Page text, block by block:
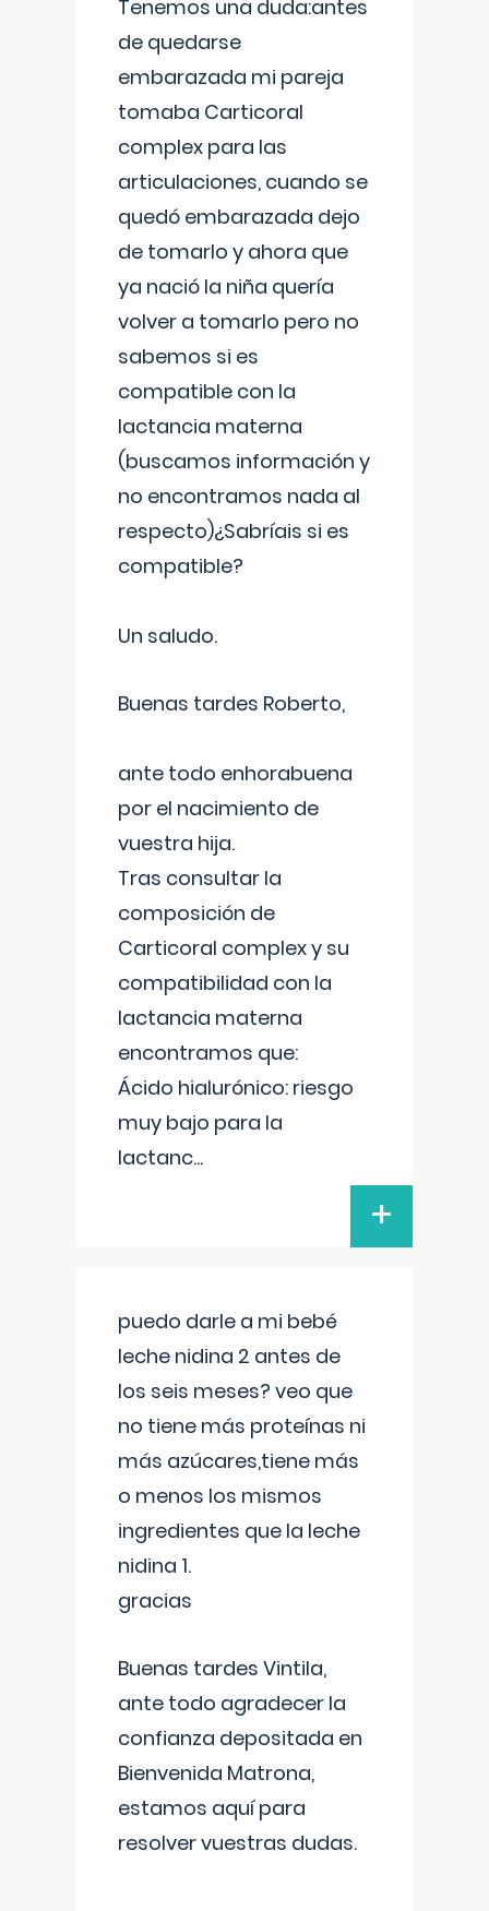
Tenemos una duda:antes
de quedarse
embarazada mi pareja
tomaba Carticoral
complex para las
articulaciones, cuando se
quedó embarazada dejo
de tomarlo y ahora que
ya nació la niña quería
volver a tomarlo pero no
sabemos si es
compatible con la
lactancia materna
(buscamos información y
no encontramos nada al
respecto)¿Sabríais si es
compatible?
Un saludo.
Buenas tardes Roberto,
ante todo enhorabuena
por el nacimiento de
vuestra hija.
Tras consultar la
composición de
Carticoral complex y su
compatibilidad con la
lactancia materna
encontramos que:
Ácido hialurónico: riesgo
muy bajo para la
lactanc...
+
puedo darle a mi bebé
leche nidina 2 antes de
los seis meses? veo que
no tiene más proteínas ni
más azúcares,tiene más
o menos los mismos
ingredientes que la leche
nidina 1.
gracias
Buenas tardes Vintila,
ante todo agradecer la
confianza depositada en
Bienvenida Matrona,
estamos aquí para
resolver vuestras dudas.